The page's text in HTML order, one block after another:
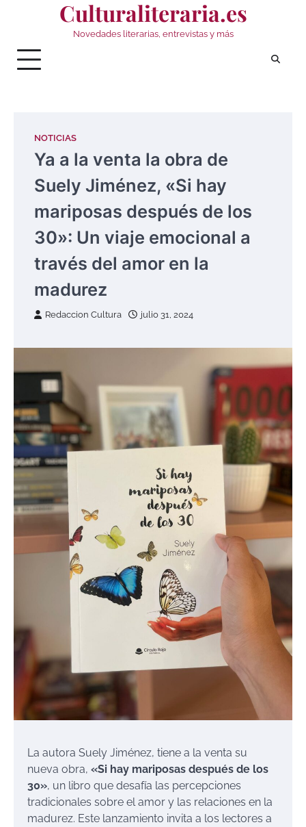
Culturaliteraria.es
Novedades literarias, entrevistas y más
NOTICIAS
Ya a la venta la obra de
Suely Jiménez, «Si hay
mariposas después de los
30»: Un viaje emocional a
través del amor en la
madurez
Redaccion Cultura julio 31, 2024
La autora Suely Jiménez, tiene a la venta su
nueva obra, «Si hay mariposas después de los
30», un libro que desafía las percepciones
tradicionales sobre el amor y las relaciones en la
madurez. Este lanzamiento invita a los lectores a